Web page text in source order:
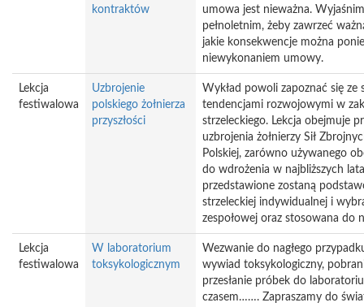
kontraktów
umowa jest nieważna.
pełnoletnim, żeby zawrzeć
jakie konsekwencje można
niewykonaniem umowy.
Lekcja
festiwalowa
Uzbrojenie
polskiego żołnierza
przyszłości
Wykład powoli zapoznać się ze
tendencjami rozwojowymi w
strzeleckiego. Lekcja obejmuje
uzbrojenia żołnierzy Sił
Polskiej, zarówno używanego
do wdrożenia w najbliższych
przedstawione zostaną
strzeleckiej indywidualnej i
zespołowej oraz stosowana do
Lekcja
festiwalowa
W laboratorium
toksykologicznym
Wezwanie do nagłego
wywiad toksykologiczny,
przesłanie próbek do
czasem……. Zapraszamy do